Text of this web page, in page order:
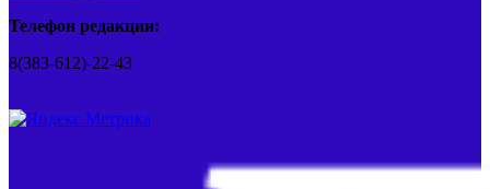
Телефон редакции:
8(383-612)-22-43